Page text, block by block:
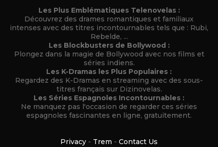
Les Plus Emblématiques Telenovelas :
Découvrez des drames romantiques et familiaux
intenses avec des titres incontournables tels que : Rubi,
Rebelde, ...
Les Blockbusters de Bollywood :
Plongez dans la magie de Bollywood avec nos films et
séries indiens.
Les K-Dramas les Plus Populaires :
Regardez des K-Dramas en streaming avec des sous-
titres français sur Dizinovelas.
Les Séries Espagnoles Incontournables :
Ne manquez pas l'occasion de regarder ces séries
espagnoles fascinantes en ligne, gratuitement.
Privacy - Trem - Contact Us